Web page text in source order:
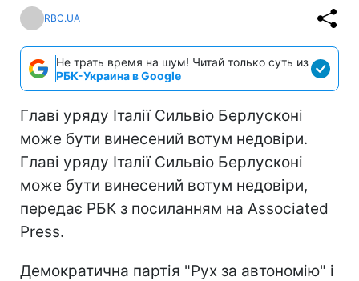
RBC.UA
Не трать время на шум! Читай только суть из
РБК-Украина в Google
Главі уряду Італії Сильвіо Берлусконі
може бути винесений вотум недовіри.
Главі уряду Італії Сильвіо Берлусконі
може бути винесений вотум недовіри,
передає РБК з посиланням на Associated
Press.
Демократична партія "Рух за автономію" і